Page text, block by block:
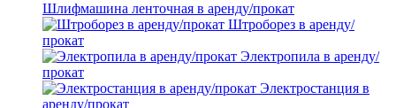
Шлифмашина ленточная в аренду/прокат
Штроборез в аренду/
прокат
Электропила в аренду/
прокат
Электростанция в
аренду/прокат